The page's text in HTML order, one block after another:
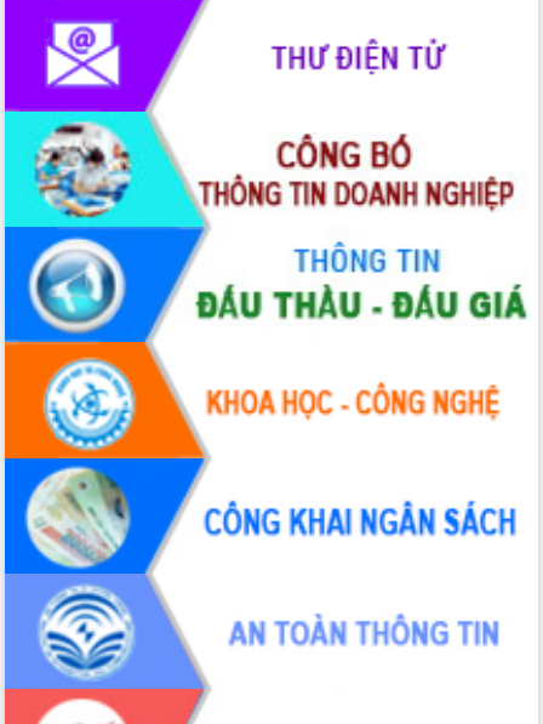
UBND tỉnh Đắk Lắk triển khai công tác
quốc phòng, quân sự địa phương năm
Đắk Lắk tập trung toàn lực khắc phục
tồn tại IUU, sẵn sàng làm việc với
Đoàn thanh tra EC
Chủ tịch UBND tỉnh Tạ Anh Tuấn thăm,
chúc mừng các bệnh viện nhân Ngày
Thầy thuốc Việt Nam
Rộn ràng lễ hội truyền thống Sông
nước Đà Nông lần thứ I năm 2026
Kỳ họp Chuyên đề lần thứ Năm, HĐND
tỉnh Đắk Lắk thông qua các nghị quyết
quan trọng
Thống nhất danh sách giới thiệu ứng
cử đại biểu Quốc hội khoá XVI và đại
biểu HĐND tỉnh Đắk Lắk, nhiệm kỳ
2026-2031
Phát động hai phong trào thi đua quan
trọng trong kỷ nguyên mới
Hội nghị lần thứ tư Ban Chỉ đạo công
tác bầu cử tỉnh Đắk Lắk
Hội nghị Báo cáo viên Trung ương
tháng 01/2026
Phó Thủ tướng Hồ Quốc Dũng đánh giá
cao kết quả Chiến dịch Quang Trung
tại Đắk Lắk